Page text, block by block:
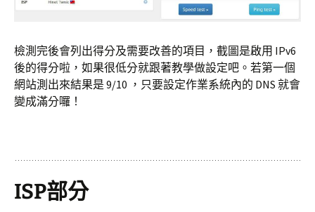
檢測完後會列出得分及需要改善的項目，截圖是啟用 IPv6
後的得分啦，如果很低分就跟著教學做設定吧。若第一個
網站測出來結果是 9/10 ，只要設定作業系統內的 DNS 就會
變成滿分囉！
ISP部分